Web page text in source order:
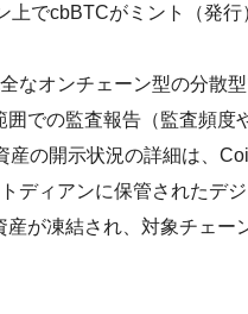
上でcbBTCがミント（発
なオンチェーン型の分散
での監査報告（監査頻
の開示状況の詳細は、
ディアンに保管されたデ
が凍結され、対象チェ